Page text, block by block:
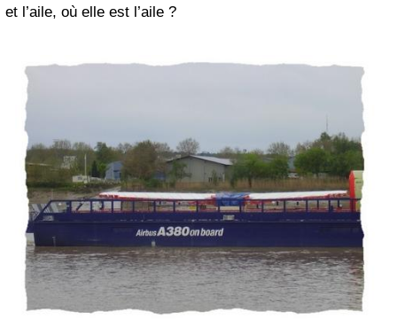
et l’aile, où elle est l’aile ?